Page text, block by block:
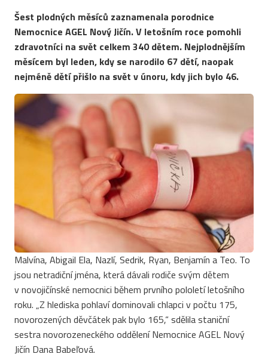
Šest plodných měsíců zaznamenala porodnice
Nemocnice AGEL Nový Jičín. V letošním roce pomohli
zdravotníci na svět celkem 340 dětem. Nejplodnějším
měsícem byl leden, kdy se narodilo 67 dětí, naopak
nejméně dětí přišlo na svět v únoru, kdy jich bylo 46.
Malvína, Abigail Ela, Nazlí, Sedrik, Ryan, Benjamín a Teo. To
jsou netradiční jména, která dávali rodiče svým dětem
v novojičínské nemocnici během prvního pololetí letošního
roku. „Z hlediska pohlaví dominovali chlapci v počtu 175,
novorozených děvčátek pak bylo 165,“ sdělila staniční
sestra novorozeneckého oddělení Nemocnice AGEL Nový
Jičín Dana Babeľová.